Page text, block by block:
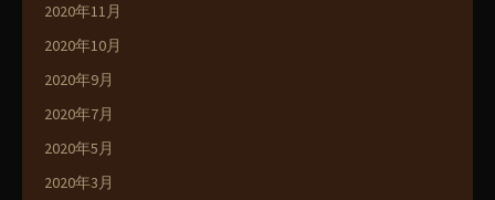
2020年11月
2020年10月
2020年9月
2020年7月
2020年5月
2020年3月